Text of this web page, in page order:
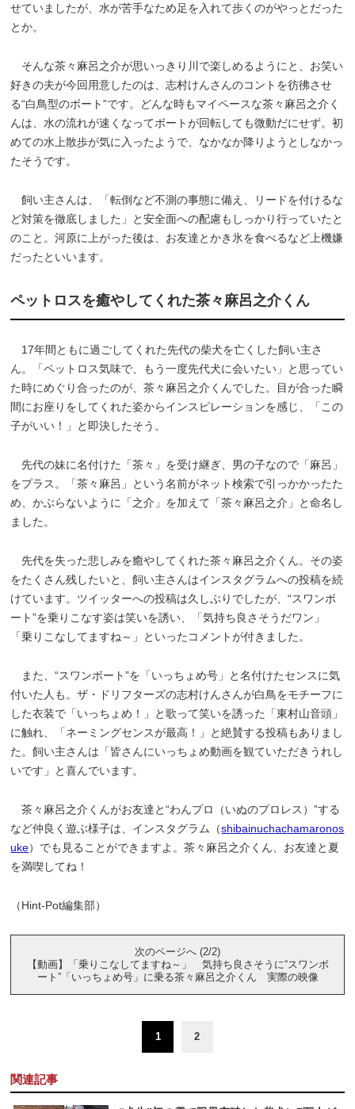
せていましたが、水が苦手なため足を入れて歩くのがやっとだった
とか。
そんな茶々麻呂之介が思いっきり川で楽しめるようにと、お笑い
好きの夫が今回用意したのは、志村けんさんのコントを彷彿させ
る“白鳥型のボート”です。どんな時もマイペースな茶々麻呂之介く
んは、水の流れが速くなってボートが回転しても微動だにせず。初
めての水上散歩が気に入ったようで、なかなか降りようとしなかっ
たそうです。
飼い主さんは、「転倒など不測の事態に備え、リードを付けるな
ど対策を徹底しました」と安全面への配慮もしっかり行っていたと
のこと。河原に上がった後は、お友達とかき氷を食べるなど上機嫌
だったといいます。
ペットロスを癒やしてくれた茶々麻呂之介くん
17年間ともに過ごしてくれた先代の柴犬を亡くした飼い主さ
ん。「ペットロス気味で、もう一度先代犬に会いたい」と思ってい
た時にめぐり合ったのが、茶々麻呂之介くんでした。目が合った瞬
間にお座りをしてくれた姿からインスピレーションを感じ、「この
子がいい！」と即決したそう。
先代の妹に名付けた「茶々」を受け継ぎ、男の子なので「麻呂」
をプラス。「茶々麻呂」という名前がネット検索で引っかかったた
め、かぶらないように「之介」を加えて「茶々麻呂之介」と命名し
ました。
先代を失った悲しみを癒やしてくれた茶々麻呂之介くん。その姿
をたくさん残したいと、飼い主さんはインスタグラムへの投稿を続
けています。ツイッターへの投稿は久しぶりでしたが、“スワンボ
ート”を乗りこなす姿は笑いを誘い、「気持ち良さそうだワン」
「乗りこなしてますね～」といったコメントが付きました。
また、“スワンボート”を「いっちょめ号」と名付けたセンスに気
付いた人も。ザ・ドリフターズの志村けんさんが白鳥をモチーフに
した衣装で「いっちょめ！」と歌って笑いを誘った「東村山音頭」
に触れ、「ネーミングセンスが最高！」と絶賛する投稿もありまし
た。飼い主さんは「皆さんにいっちょめ動画を観ていただきうれし
いです」と喜んでいます。
茶々麻呂之介くんがお友達と“わんプロ（いぬのプロレス）”する
など仲良く遊ぶ様子は、インスタグラム（shibainuchachamaronos
uke）でも見ることができますよ。茶々麻呂之介くん、お友達と夏
を満喫してね！
（Hint-Pot編集部）
次のページへ (2/2)
【動画】「乗りこなしてますね～」 気持ち良さそうに“スワンボ
ート”「いっちょめ号」に乗る茶々麻呂之介くん 実際の映像
1 2
関連記事